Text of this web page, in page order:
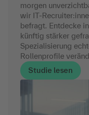
morgen
wir IT-
befragt. Entdecke
künftig stärker
Spezialisierung
Rollenprofile
Studie lesen